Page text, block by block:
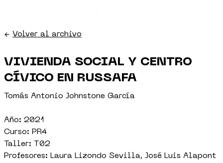
← Volver al archivo
VIVIENDA SOCIAL Y CENTRO
CÍVICO EN RUSSAFA
Tomás Antonio Johnstone García
Año: 2021
Curso: PR4
Taller: T02
Profesores: Laura Lizondo Sevilla, José Luis Alapont